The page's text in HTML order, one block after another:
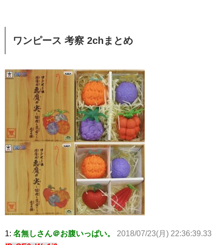
ワンピース 考察 2chまとめ
1: 名無しさん＠お腹いっぱい。
2018/07/23(月) 22:36:39.33